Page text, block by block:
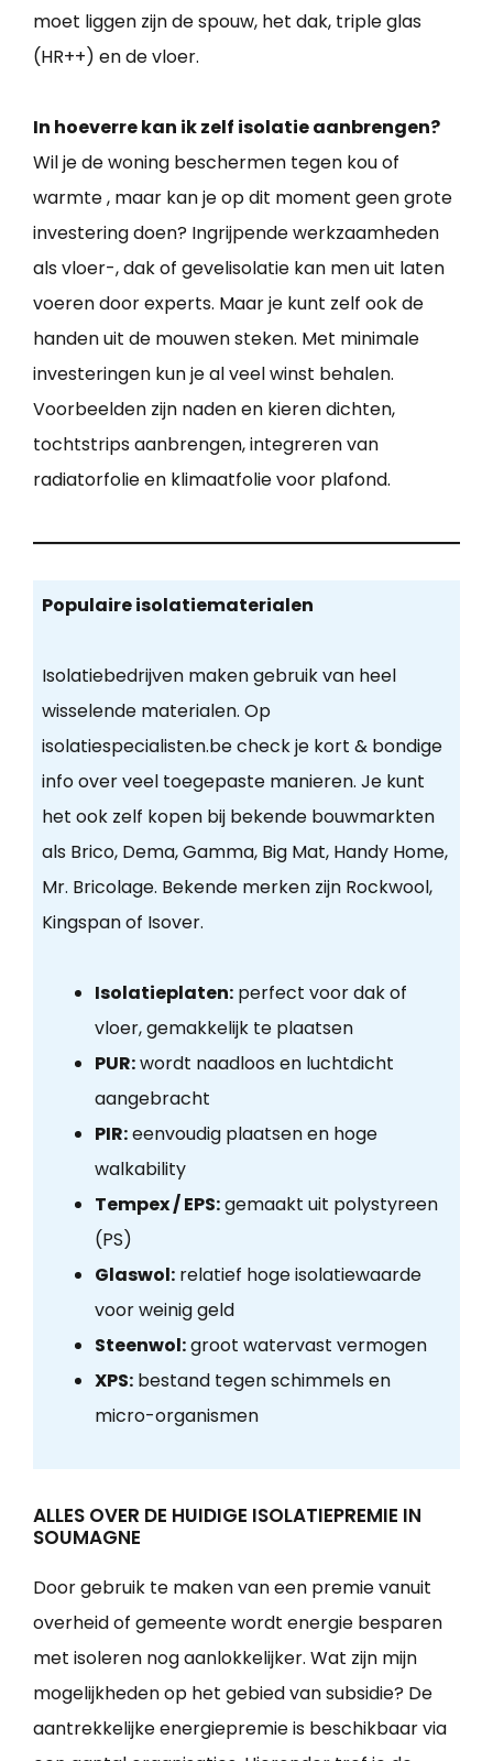
moet liggen zijn de spouw, het dak, triple glas
(HR++) en de vloer.
In hoeverre kan ik zelf isolatie aanbrengen?
Wil je de woning beschermen tegen kou of
warmte , maar kan je op dit moment geen grote
investering doen? Ingrijpende werkzaamheden
als vloer-, dak of gevelisolatie kan men uit laten
voeren door experts. Maar je kunt zelf ook de
handen uit de mouwen steken. Met minimale
investeringen kun je al veel winst behalen.
Voorbeelden zijn naden en kieren dichten,
tochtstrips aanbrengen, integreren van
radiatorfolie en klimaatfolie voor plafond.
Populaire isolatiematerialen
Isolatiebedrijven maken gebruik van heel
wisselende materialen. Op
isolatiespecialisten.be check je kort & bondige
info over veel toegepaste manieren. Je kunt
het ook zelf kopen bij bekende bouwmarkten
als Brico, Dema, Gamma, Big Mat, Handy Home,
Mr. Bricolage. Bekende merken zijn Rockwool,
Kingspan of Isover.
Isolatieplaten:perfect voor dak of
vloer, gemakkelijk te plaatsen
PUR:wordt naadloos en luchtdicht
aangebracht
PIR:eenvoudig plaatsen en hoge
walkability
Tempex / EPS:gemaakt uit polystyreen
(PS)
Glaswol:relatief hoge isolatiewaarde
voor weinig geld
Steenwol:groot watervast vermogen
XPS:bestand tegen schimmels en
micro-organismen
ALLES OVER DE HUIDIGE ISOLATIEPREMIE IN
SOUMAGNE
Door gebruik te maken van een premie vanuit
overheid of gemeente wordt energie besparen
met isoleren nog aanlokkelijker. Wat zijn mijn
mogelijkheden op het gebied van subsidie? De
aantrekkelijke energiepremie is beschikbaar via